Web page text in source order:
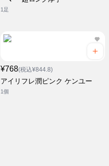
1足
¥768(税込¥844.8)
アイリフレ潤ピンク ケンユー
1個